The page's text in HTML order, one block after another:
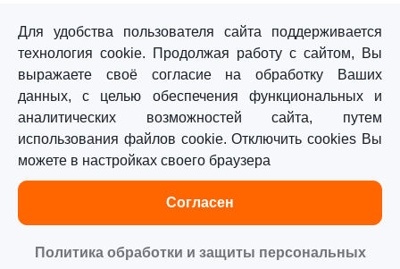
©«Sturm!» 2011–2026 ®
Все права защищены.
Политика обработки персональных данных
Для удобства пользователя сайта поддерживается
технология cookie. Продолжая работу с сайтом, Вы
выражаете своё согласие на обработку Ваших
данных, с целью обеспечения функциональных и
аналитических возможностей сайта, путем
использования файлов cookie. Отключить cookies Вы
можете в настройках своего браузера
Согласен
Политика обработки и защиты персональных